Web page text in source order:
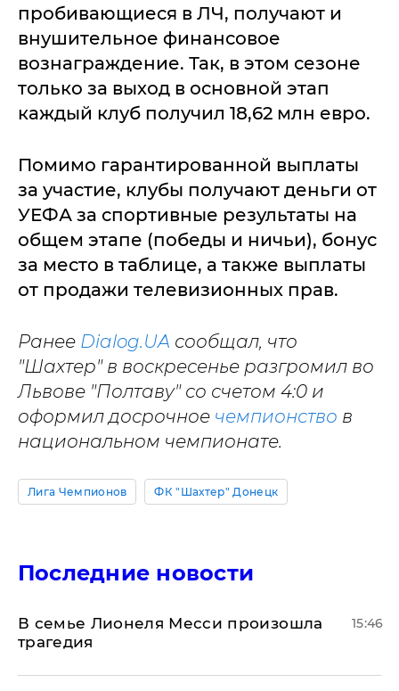
пробивающиеся в ЛЧ, получают и
внушительное финансовое
вознаграждение. Так, в этом сезоне
только за выход в основной этап
каждый клуб получил 18,62 млн евро.
Помимо гарантированной выплаты
за участие, клубы получают деньги от
УЕФА за спортивные результаты на
общем этапе (победы и ничьи), бонус
за место в таблице, а также выплаты
от продажи телевизионных прав.
Ранее Dialog.UA сообщал, что
"Шахтер" в воскресенье разгромил во
Львове "Полтаву" со счетом 4:0 и
оформил досрочное чемпионство в
национальном чемпионате.
Лига Чемпионов ФК "Шахтер" Донецк
Последние новости
В семье Лионеля Месси произошла
трагедия
15:46